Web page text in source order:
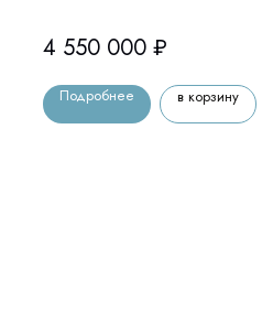
4 550 000 ₽
Подробнее в корзину